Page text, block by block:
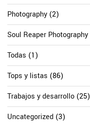
Photography (2)
Soul Reaper Photography
Todas (1)
Tops y listas (86)
Trabajos y desarrollo (25)
Uncategorized (3)